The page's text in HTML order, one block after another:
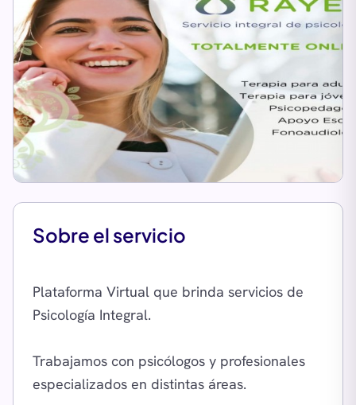
Sobre el servicio
Plataforma Virtual que brinda servicios de
Psicología Integral.
Trabajamos con psicólogos y profesionales
especializados en distintas áreas.